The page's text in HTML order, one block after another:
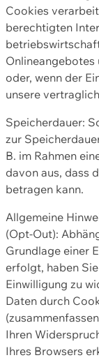
Cookies
berechtigten
Onlineangebotes
oder, wenn der
unsere
Speicherdauer:
zur
B. im Rahmen
davon aus, dass
betragen kann.
Allgemeine
(Opt-Out):
Grundlage einer
erfolgt, haben
Einwilligung zu
Daten durch
Ihren
Ihres Browsers